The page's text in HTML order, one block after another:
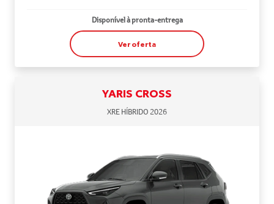
Disponível à pronta-entrega
Ver oferta
YARIS CROSS
XRE HÍBRIDO 2026